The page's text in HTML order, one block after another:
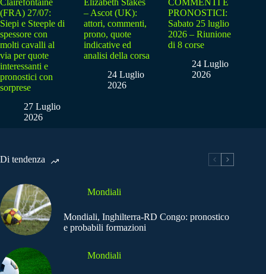
(FRA) 27/07:
Siepi e Steeple di
spessore con
molti cavalli al
via per quote
interessanti e
pronostici con
sorprese
27 Luglio
2026
– Ascot (UK):
attori, commenti,
prono, quote
indicative ed
analisi della corsa
24 Luglio
2026
PRONOSTICI:
Sabato 25 luglio
2026 – Riunione
di 8 corse
24 Luglio
2026
Di tendenza
Mondiali
Mondiali, Inghilterra-RD Congo: pronostico
e probabili formazioni
Mondiali